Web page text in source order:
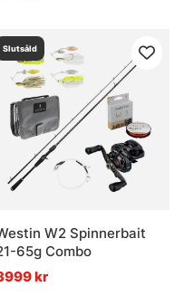
Slutsåld
W2 Spinnerbait
65g Combo
kr